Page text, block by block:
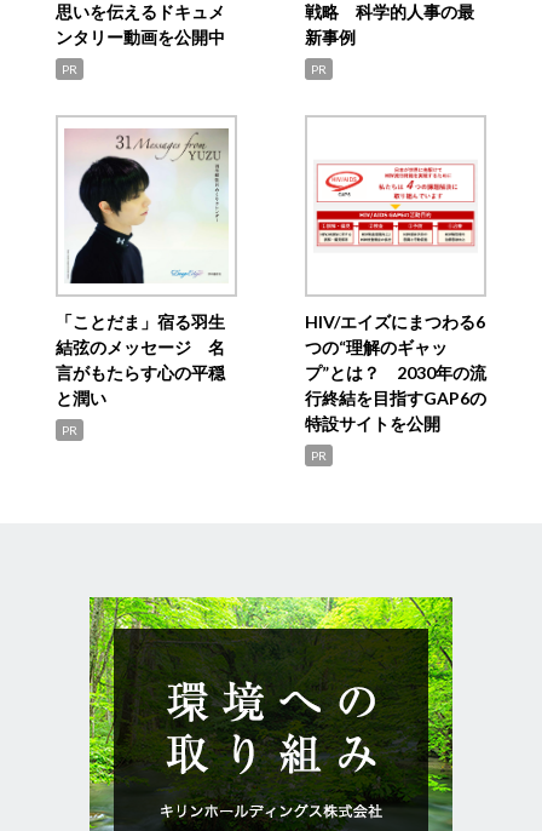
思いを伝えるドキュメ
ンタリー動画を公開中
PR
戦略 科学的人事の最
新事例
PR
「ことだま」宿る羽生
結弦のメッセージ 名
言がもたらす心の平穏
と潤い
PR
HIV/エイズにまつわる6
つの“理解のギャッ
プ”とは？ 2030年の流
行終結を目指すGAP6の
特設サイトを公開
PR